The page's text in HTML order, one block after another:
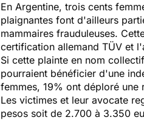
En Argentine, trois cents
plaignantes font d'ailleurs
mammaires frauduleuses.
certification allemand TÜV et
Si cette plainte en nom
pourraient bénéficier d'une
femmes, 19% ont déploré une
Les victimes et leur avocate
pesos soit de 2.700 à 3.350